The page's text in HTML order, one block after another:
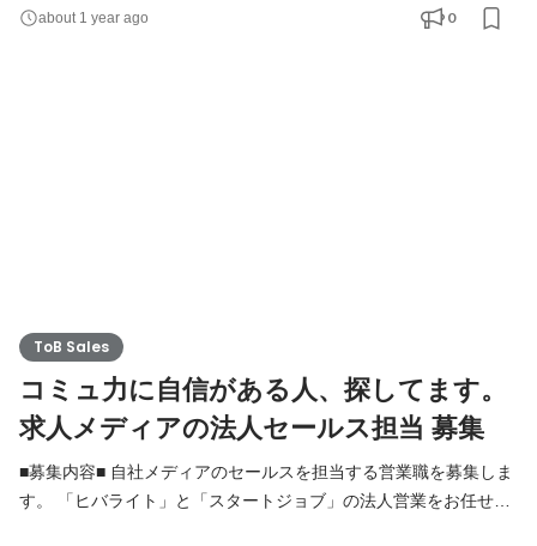
の提案が主なお仕事です。OJTにて適宜フォローいたします。 ■
この仕事の醍醐味■ 数字分析や、お客様からのご要望と向き合う
about 1 year ago 0
ToB Sales
コミュ力に自信がある人、探してます。
求人メディアの法人セールス担当 募集
■募集内容■ 自社メディアのセールスを担当する営業職を募集しま
す。 「ヒバライト」と「スタートジョブ」の法人営業をお任せす